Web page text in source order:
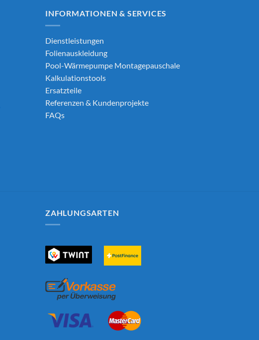
INFORMATIONEN & SERVICES
Dienstleistungen
Folienauskleidung
Pool-Wärmepumpe Montagepauschale
Kalkulationstools
Ersatzteile
Referenzen & Kundenprojekte
FAQs
ZAHLUNGSARTEN